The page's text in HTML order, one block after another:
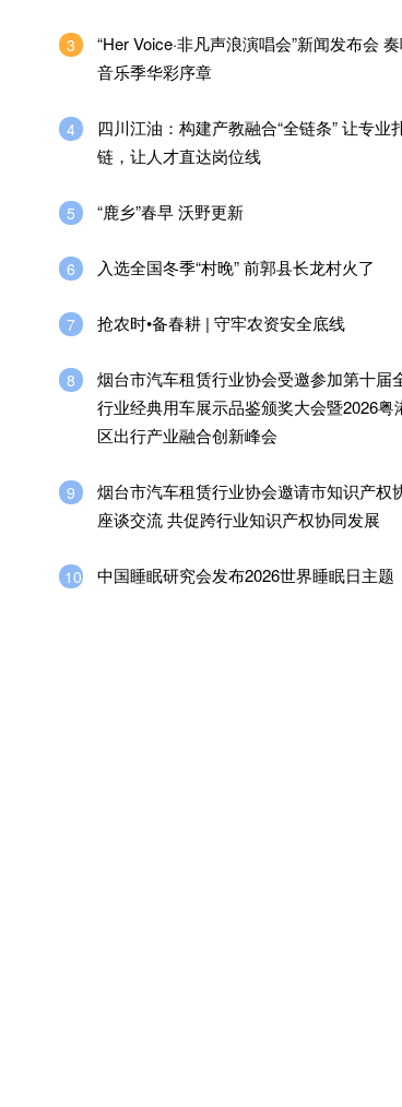
3
“Her Voice·非凡声浪演唱会”新闻发布会
音乐季华彩序章
4
四川江油：构建产教融合“全链条” 让专业
链，让人才直达岗位线
5 “鹿乡”春早 沃野更新
6 入选全国冬季“村晚” 前郭县长龙村火了
7 抢农时•备春耕 | 守牢农资安全底线
8
烟台市汽车租赁行业协会受邀参加第十届
行业经典用车展示品鉴颁奖大会暨2026粤
区出行产业融合创新峰会
9
烟台市汽车租赁行业协会邀请市知识产权
座谈交流 共促跨行业知识产权协同发展
10 中国睡眠研究会发布2026世界睡眠日主题